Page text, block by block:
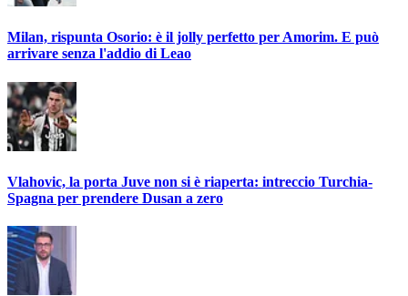
Milan, rispunta Osorio: è il jolly perfetto per Amorim. E può
arrivare senza l'addio di Leao
Vlahovic, la porta Juve non si è riaperta: intreccio Turchia-
Spagna per prendere Dusan a zero